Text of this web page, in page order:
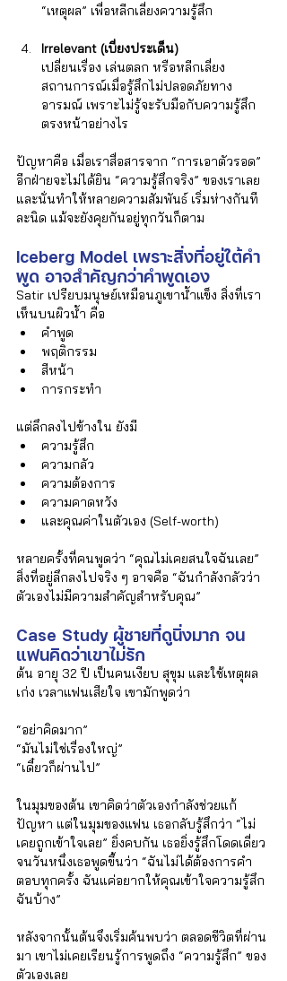
“เหตุผล” เพื่อหลีกเลี่ยงความรู้สึก
Irrelevant (เบี่ยงประเด็น)
เปลี่ยนเรื่อง เล่นตลก หรือหลีกเลี่ยง
สถานการณ์เมื่อรู้สึกไม่ปลอดภัยทาง
อารมณ์ เพราะไม่รู้จะรับมือกับความรู้สึก
ตรงหน้าอย่างไร
ปัญหาคือ เมื่อเราสื่อสารจาก “การเอาตัวรอด”
อีกฝ่ายจะไม่ได้ยิน “ความรู้สึกจริง” ของเราเลย
และนั่นทำให้หลายความสัมพันธ์ เริ่มห่างกันที
ละนิด แม้จะยังคุยกันอยู่ทุกวันก็ตาม
Iceberg Model เพราะสิ่งที่อยู่ใต้คำ
พูด อาจสำคัญกว่าคำพูดเอง
Satir เปรียบมนุษย์เหมือนภูเขาน้ำแข็ง สิ่งที่เรา
เห็นบนผิวน้ำ คือ
คำพูด
พฤติกรรม
สีหน้า
การกระทำ
แต่ลึกลงไปข้างใน ยังมี
ความรู้สึก
ความกลัว
ความต้องการ
ความคาดหวัง
และคุณค่าในตัวเอง (Self-worth)
หลายครั้งที่คนพูดว่า “คุณไม่เคยสนใจฉันเลย”
สิ่งที่อยู่ลึกลงไปจริง ๆ อาจคือ “ฉันกำลังกลัวว่า
ตัวเองไม่มีความสำคัญสำหรับคุณ”
Case Study ผู้ชายที่ดูนิ่งมาก จน
แฟนคิดว่าเขาไม่รัก
ต้น อายุ 32 ปี เป็นคนเงียบ สุขุม และใช้เหตุผล
เก่ง เวลาแฟนเสียใจ เขามักพูดว่า
“อย่าคิดมาก”
“มันไม่ใช่เรื่องใหญ่”
“เดี๋ยวก็ผ่านไป”
ในมุมของต้น เขาคิดว่าตัวเองกำลังช่วยแก้
ปัญหา แต่ในมุมของแฟน เธอกลับรู้สึกว่า “ไม่
เคยถูกเข้าใจเลย” ยิ่งคบกัน เธอยิ่งรู้สึกโดดเดี่ยว
จนวันหนึ่งเธอพูดขึ้นว่า “ฉันไม่ได้ต้องการคำ
ตอบทุกครั้ง ฉันแค่อยากให้คุณเข้าใจความรู้สึก
ฉันบ้าง”
หลังจากนั้นต้นจึงเริ่มค้นพบว่า ตลอดชีวิตที่ผ่าน
มา เขาไม่เคยเรียนรู้การพูดถึง “ความรู้สึก” ของ
ตัวเองเลย